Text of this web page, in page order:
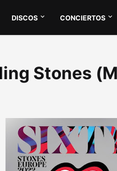
DISCOS CONCIERTOS
Stones